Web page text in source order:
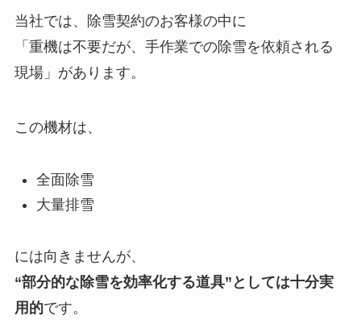
当社では、除雪契約のお客様の中に
「重機は不要だが、手作業での除雪を依頼される
現場」があります。
この機材は、
全面除雪
大量排雪
には向きませんが、
“部分的な除雪を効率化する道具”としては十分実
用的です。